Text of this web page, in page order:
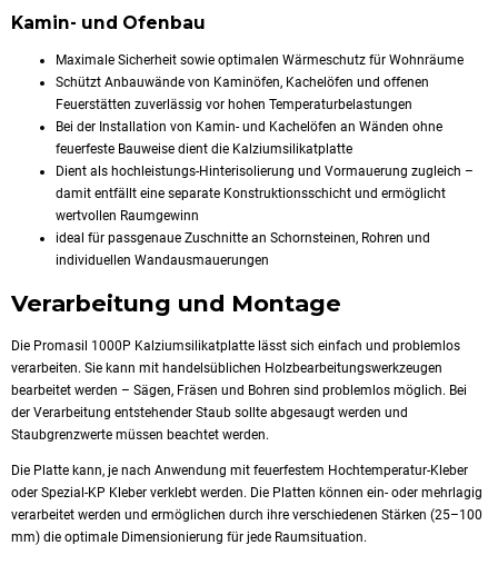
Kamin- und Ofenbau
Maximale Sicherheit sowie optimalen Wärmeschutz für Wohnräume
Schützt Anbauwände von Kaminöfen, Kachelöfen und offenen
Feuerstätten zuverlässig vor hohen Temperaturbelastungen
Bei der Installation von Kamin- und Kachelöfen an Wänden ohne
feuerfeste Bauweise dient die Kalziumsilikatplatte
Dient als hochleistungs-Hinterisolierung und Vormauerung zugleich –
damit entfällt eine separate Konstruktionsschicht und ermöglicht
wertvollen Raumgewinn
ideal für passgenaue Zuschnitte an Schornsteinen, Rohren und
individuellen Wandausmauerungen
Verarbeitung und Montage
Die Promasil 1000P Kalziumsilikatplatte lässt sich einfach und problemlos
verarbeiten. Sie kann mit handelsüblichen Holzbearbeitungswerkzeugen
bearbeitet werden – Sägen, Fräsen und Bohren sind problemlos möglich. Bei
der Verarbeitung entstehender Staub sollte abgesaugt werden und
Staubgrenzwerte müssen beachtet werden.
Die Platte kann, je nach Anwendung mit feuerfestem Hochtemperatur-Kleber
oder Spezial-KP Kleber verklebt werden. Die Platten können ein- oder mehrlagig
verarbeitet werden und ermöglichen durch ihre verschiedenen Stärken (25–100
mm) die optimale Dimensionierung für jede Raumsituation.